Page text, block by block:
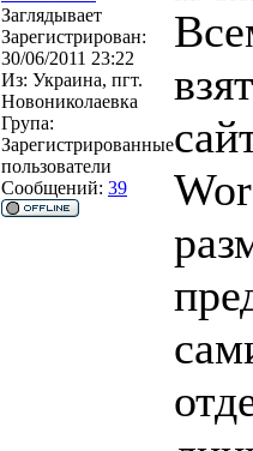
Заглядывает
Зарегистрирован:
30/06/2011 23:22
Из: Украина, пгт.
Новониколаевка
Група:
Зарегистрированные
пользователи
Сообщений: 39